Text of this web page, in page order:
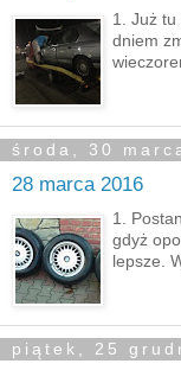
1. Już tu
dniem
środa, 30
28 marca 2016
1.
gdyż
lepsze.
piątek, 25